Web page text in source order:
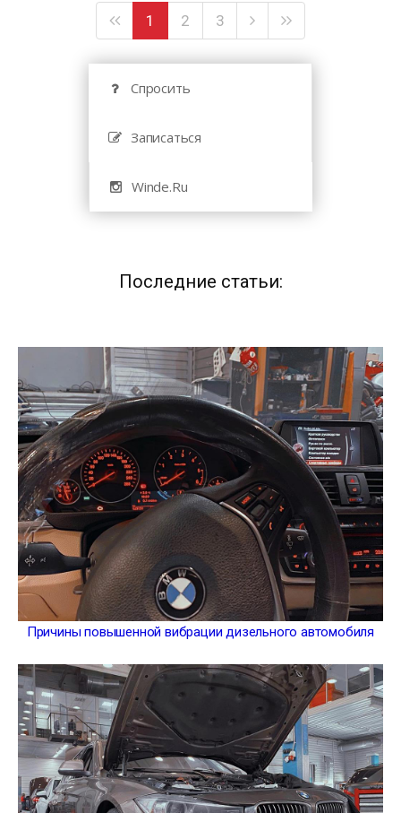
1 2 3
Спросить
Записаться
Winde.Ru
Последние статьи:
Причины повышенной вибрации дизельного автомобиля